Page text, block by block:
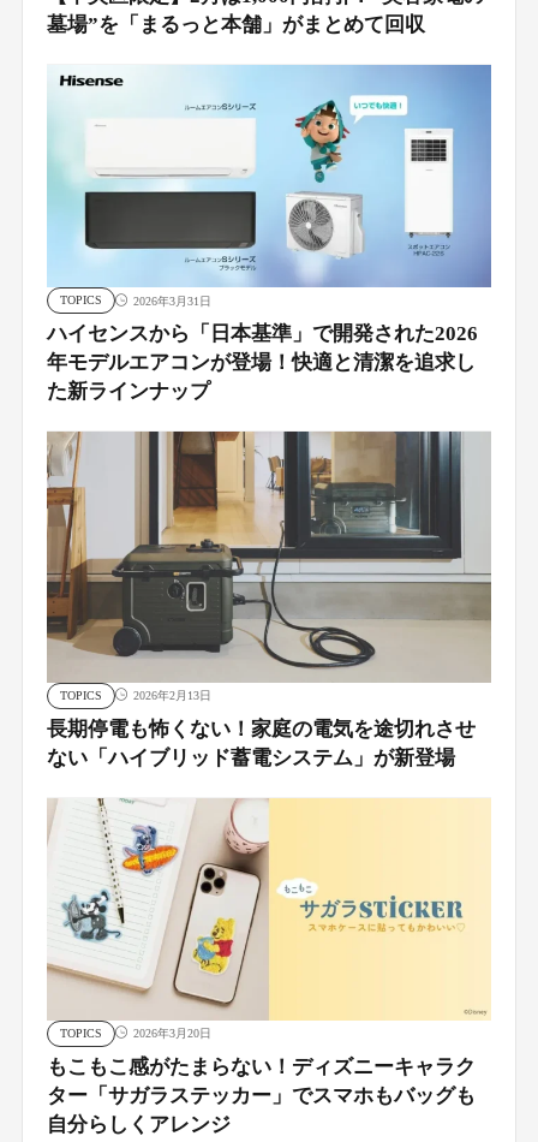
墓場”を「まるっと本舗」がまとめて回収
TOPICS 2026年3月31日
ハイセンスから「日本基準」で開発された2026
年モデルエアコンが登場！快適と清潔を追求し
た新ラインナップ
TOPICS 2026年2月13日
長期停電も怖くない！家庭の電気を途切れさせ
ない「ハイブリッド蓄電システム」が新登場
TOPICS 2026年3月20日
もこもこ感がたまらない！ディズニーキャラク
ター「サガラステッカー」でスマホもバッグも
自分らしくアレンジ